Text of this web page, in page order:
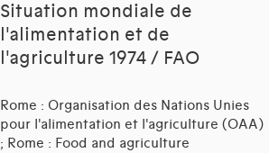
Situation mondiale de
l'alimentation et de
l'agriculture 1974 / FAO
Rome : Organisation des Nations Unies
pour l'alimentation et l'agriculture (OAA)
; Rome : Food and agriculture